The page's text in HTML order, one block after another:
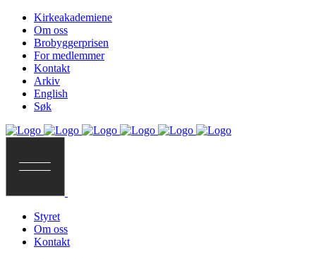
Kirkeakademiene
Om oss
Brobyggerprisen
For medlemmer
Kontakt
Arkiv
English
Søk
Styret
Om oss
Kontakt